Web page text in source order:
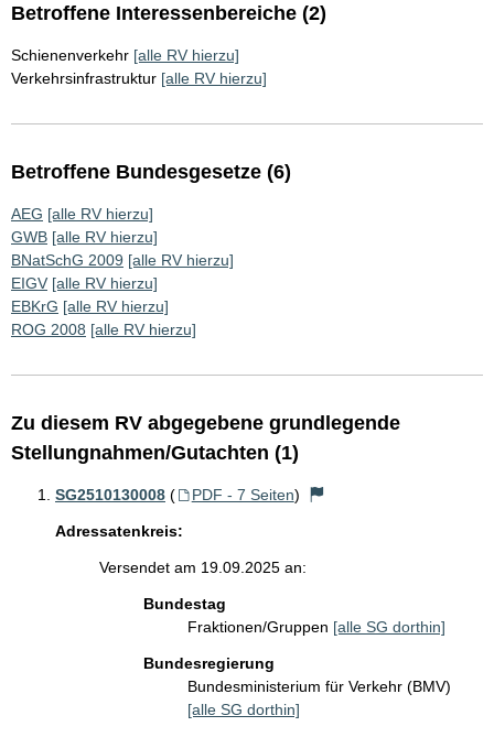
Betroffene Interessenbereiche (2)
Schienenverkehr [alle RV hierzu]
Verkehrsinfrastruktur [alle RV hierzu]
Betroffene Bundesgesetze (6)
AEG [alle RV hierzu]
GWB [alle RV hierzu]
BNatSchG 2009 [alle RV hierzu]
EIGV [alle RV hierzu]
EBKrG [alle RV hierzu]
ROG 2008 [alle RV hierzu]
Zu diesem RV abgegebene grundlegende
Stellungnahmen/Gutachten (1)
SG2510130008 ( PDF - 7 Seiten)
Adressatenkreis:
Versendet am 19.09.2025 an:
Bundestag
Fraktionen/Gruppen [alle SG dorthin]
Bundesregierung
Bundesministerium für Verkehr (BMV)
[alle SG dorthin]